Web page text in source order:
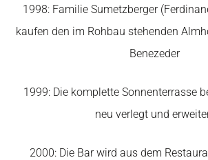
1998: Familie Sumetzberger
kaufen den im Rohbau stehenden
Benezeder
1999: Die komplette Sonnenterrasse
neu verlegt und
2000: Die Bar wird aus dem